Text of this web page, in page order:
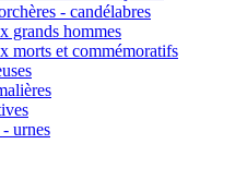
- candélabres
grands hommes
morts et commémoratifs
- urnes